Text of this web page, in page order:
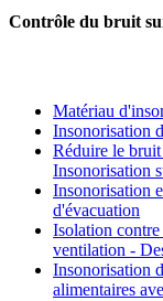
Contrôle du bruit
Matériau
Insonorisation
Réduire le
Insonorisation
Insonorisation
d'évacuation
Isolation
ventilation -
Insonorisation
alimentaires